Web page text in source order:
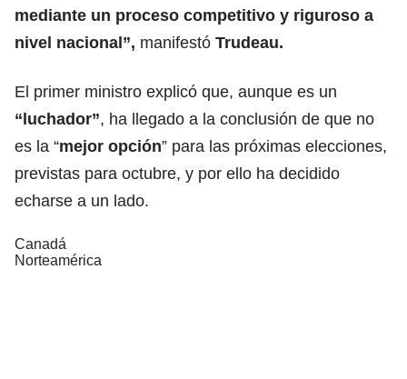
mediante un proceso competitivo y riguroso a
nivel nacional”, manifestó Trudeau.
El primer ministro explicó que, aunque es un
“luchador”, ha llegado a la conclusión de que no
es la “mejor opción” para las próximas elecciones,
previstas para octubre, y por ello ha decidido
echarse a un lado.
Canadá
Norteamérica